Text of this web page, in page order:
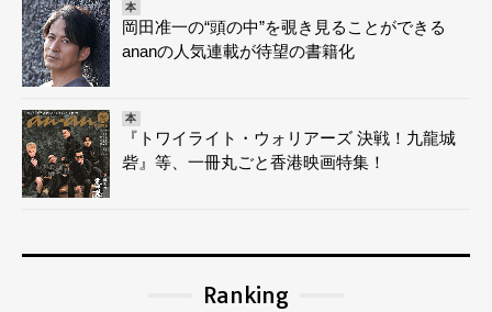
本
岡田准一の“頭の中”を覗き見ることができる
ananの人気連載が待望の書籍化
本
『トワイライト・ウォリアーズ 決戦！九龍城
砦』等、一冊丸ごと香港映画特集！
Ranking